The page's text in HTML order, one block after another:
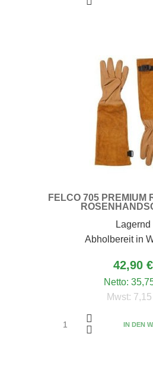
FELCO 705 PREMIUM
Lagernd
Abholbereit in
42,90 €
Netto:
Mwst:
IN DEN